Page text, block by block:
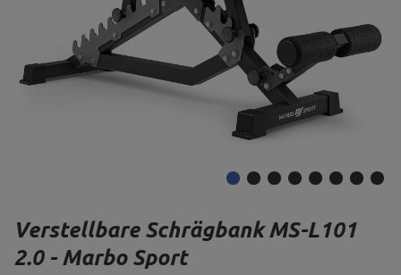
Verstellbare Schrägbank MS-L101
2.0 - Marbo Sport